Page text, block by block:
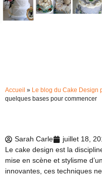
Accueil » Le blog du Cake Design
quelques bases pour commencer
Sarah Carle
juillet 18,
Le cake design est la
mise en scène et stylisme
innovantes, ces techniques